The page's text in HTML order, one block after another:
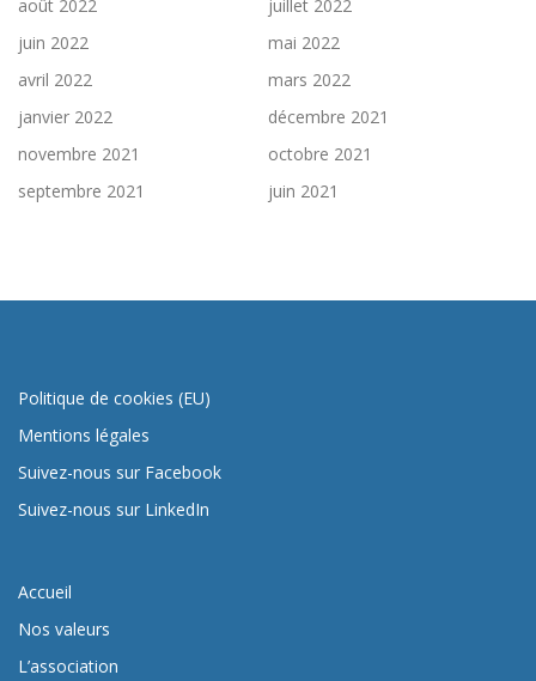
août 2022
juillet 2022
juin 2022
mai 2022
avril 2022
mars 2022
janvier 2022
décembre 2021
novembre 2021
octobre 2021
septembre 2021
juin 2021
Politique de cookies (EU)
Mentions légales
Suivez-nous sur Facebook
Suivez-nous sur LinkedIn
Accueil
Nos valeurs
L’association